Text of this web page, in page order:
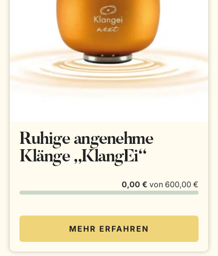
Ruhige angenehme
Klänge „KlangEi“
0,00 € von 600,00 €
MEHR ERFAHREN